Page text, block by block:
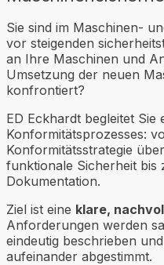
Sie sind im Maschinen-
vor steigenden
an Ihre Maschinen und
Umsetzung der neuen
konfrontiert?
ED Eckhardt begleitet Sie
Konformitätsprozesses:
Konformitätsstrategie
funktionale Sicherheit bis
Dokumentation.
Ziel ist eine klare,
Anforderungen werden
eindeutig beschrieben
aufeinander abgestimmt.